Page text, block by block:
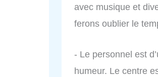
avec musique et
ferons oublier le
- Le personnel est
humeur. Le centre